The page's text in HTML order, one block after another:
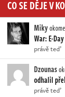
CO SE DĚJE V
Miky
War: E-Day
právě teď
Dzounas
odhalil
právě teď